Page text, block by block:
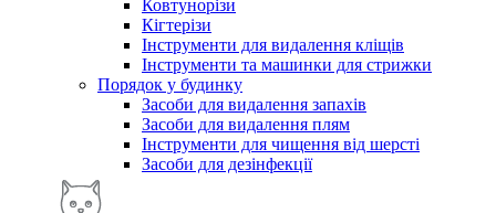
Ковтунорізи
Кігтерізи
Інструменти для видалення кліщів
Інструменти та машинки для стрижки
Порядок у будинку
Засоби для видалення запахів
Засоби для видалення плям
Інструменти для чищення від шерсті
Засоби для дезінфекції